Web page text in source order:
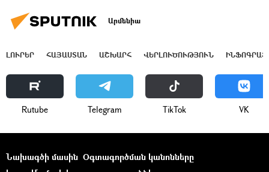
Արմենիա
ԼՈՒՐԵՐ ՀԱՅԱՍՏԱՆ ԱՇԽԱՐՀ ՎԵՐԼՈՒԾՈՒԹՅՈՒՆ
Rutube Telegram ТikТоk VK
Նախագծի մասին Օգտագործման կանոնները